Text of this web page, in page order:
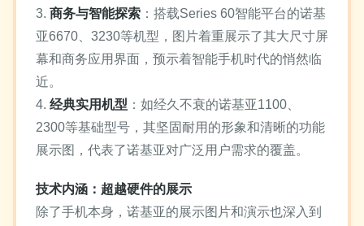
3. 商务与智能探索 ：搭载Series 60智能平台的诺基
亚6670、3230等机型，图片着重展示了其大尺寸屏
幕和商务应用界面，预示着智能手机时代的悄然临
近。
4. 经典实用机型 ：如经久不衰的诺基亚1100、
2300等基础型号，其坚固耐用的形象和清晰的功能
展示图，代表了诺基亚对广泛用户需求的覆盖。
技术内涵：超越硬件的展示
除了手机本身，诺基亚的展示图片和演示也深入到